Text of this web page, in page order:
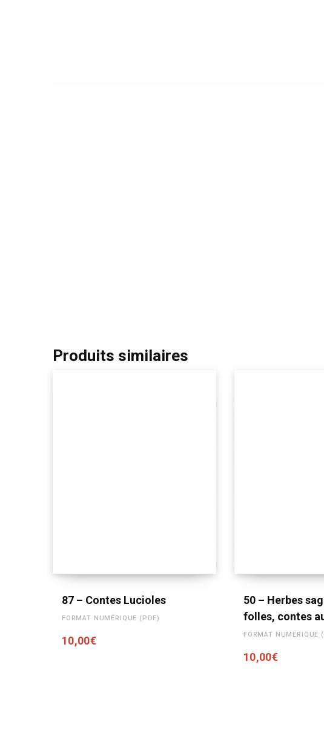
Produits similaires
87 – Contes Lucioles
FORMAT NUMÉRIQUE (PDF)
10,00€
50 – Herbes
folles, contes
FORMAT NUMÉRIQUE
10,00€